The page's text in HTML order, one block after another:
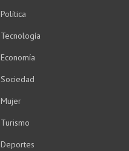
Política
Tecnología
Economía
Sociedad
Mujer
Turismo
Deportes